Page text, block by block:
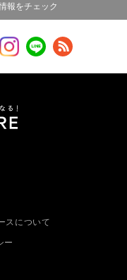
報をチェック
スについて
ー